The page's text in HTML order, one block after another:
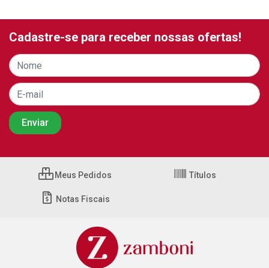
Cadastre-se para receber nossas ofertas!
Meus Pedidos Títulos
Notas Fiscais